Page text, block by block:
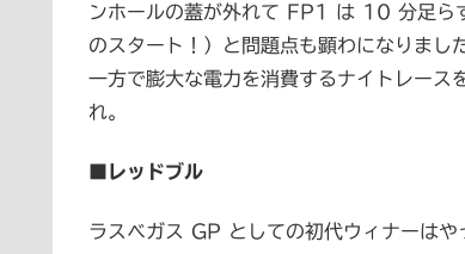
ンホールの蓋が外れて FP1 は 10 分足ら
のスタート！）と問題点も顕わになりま
一方で膨大な電力を消費するナイトレー
れ。
■レッドブル
ラスベガス GP としての初代ウィナーは